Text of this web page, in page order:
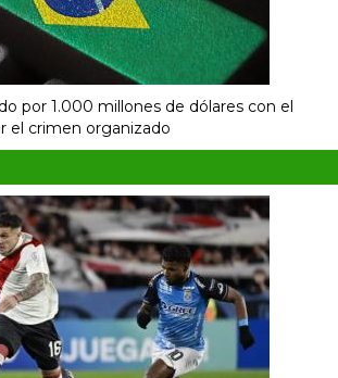
por 1.000 millones de dólares con el
el crimen organizado